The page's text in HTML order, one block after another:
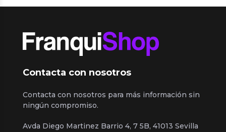
Contacta con nosotros
Contacta con nosotros para más información sin
ningún compromiso.
Avda Diego Martinez Barrio 4, 7 5B, 41013 Sevilla